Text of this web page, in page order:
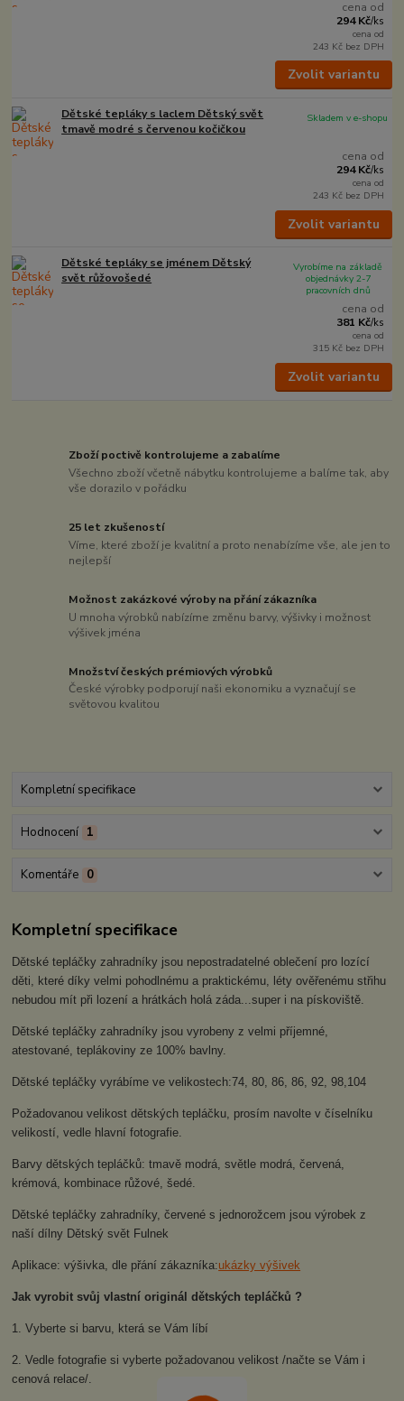
cena od
294 Kč/ks
cena od
243 Kč bez DPH
Zvolit variantu
Dětské tepláky s laclem Dětský svět
tmavě modré s červenou kočičkou
cena od
294 Kč/ks
cena od
243 Kč bez DPH
Skladem v e-shopu
Zvolit variantu
Dětské tepláky se jménem Dětský
svět růžovošedé
cena od
381 Kč/ks
cena od
315 Kč bez DPH
Vyrobíme na základě
objednávky 2-7
pracovních dnů
Zvolit variantu
Zboží poctivě kontrolujeme a zabalíme
Všechno zboží včetně nábytku kontrolujeme a balíme tak, aby
vše dorazilo v pořádku
25 let zkušeností
Víme, které zboží je kvalitní a proto nenabízíme vše, ale jen to
nejlepší
Možnost zakázkové výroby na přání zákazníka
U mnoha výrobků nabízíme změnu barvy, výšivky i možnost
výšivek jména
Množství českých prémiových výrobků
České výrobky podporují naši ekonomiku a vyznačují se
světovou kvalitou
Kompletní specifikace
Hodnocení 1
Komentáře 0
Kompletní specifikace
Dětské tepláčky zahradníky jsou nepostradatelné oblečení pro lozící
děti, které díky velmi pohodlnému a praktickému, léty ověřenému střihu
nebudou mít při lození a hrátkách holá záda...super i na pískoviště.
Dětské tepláčky zahradníky jsou vyrobeny z velmi příjemné,
atestované, teplákoviny ze 100% bavlny.
Dětské tepláčky vyrábíme ve velikostech:74, 80, 86, 86, 92, 98,104
Požadovanou velikost dětských tepláčku, prosím navolte v číselníku
velikostí, vedle hlavní fotografie.
Barvy dětských tepláčků: tmavě modrá, světle modrá, červená,
krémová, kombinace růžové, šedé.
Dětské tepláčky zahradníky, červené s jednorožcem jsou výrobek z
naší dílny Dětský svět Fulnek
Aplikace: výšivka, dle přání zákazníka:ukázky výšivek
Jak vyrobit svůj vlastní originál dětských tepláčků ?
1. Vyberte si barvu, která se Vám líbí
2. Vedle fotografie si vyberte požadovanou velikost /načte se Vám i
cenová relace/.